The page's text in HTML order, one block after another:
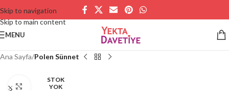
Skip to navigation
Skip to main content
MENU
Ana Sayfa Polen Sünnet
STOK
YOK
Büyütmek için tıklayın